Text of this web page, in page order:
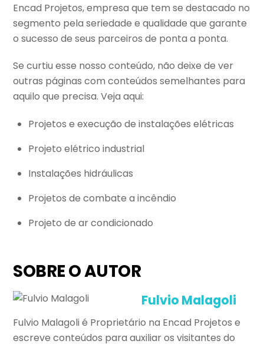
Encad Projetos, empresa que tem se destacado no
segmento pela seriedade e qualidade que garante
o sucesso de seus parceiros de ponta a ponta.
Se curtiu esse nosso conteúdo, não deixe de ver
outras páginas com conteúdos semelhantes para
aquilo que precisa. Veja aqui:
Projetos e execução de instalações elétricas
Projeto elétrico industrial
Instalações hidráulicas
Projetos de combate a incêndio
Projeto de ar condicionado
SOBRE O AUTOR
Fulvio Malagoli
Fulvio Malagoli é Proprietário na Encad Projetos e
escreve conteúdos para auxiliar os visitantes do